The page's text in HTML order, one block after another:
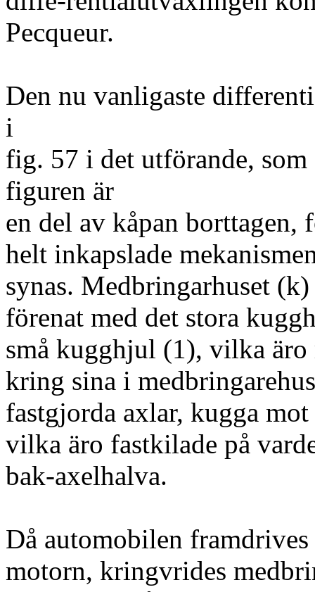
Pecqueur.
Den nu vanligaste
i
fig. 57 i det utförande,
figuren är
en del av kåpan borttagen,
helt inkapslade
synas. Medbringarhuset
förenat med det stora
små kugghjul (1), vilka
kring sina i
fastgjorda axlar, kugga
vilka äro fastkilade på
bak-axelhalva.
Då automobilen framdrives
motorn, kringvrides